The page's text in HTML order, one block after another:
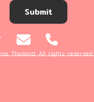
Submit
Thailand. All rights reserved.